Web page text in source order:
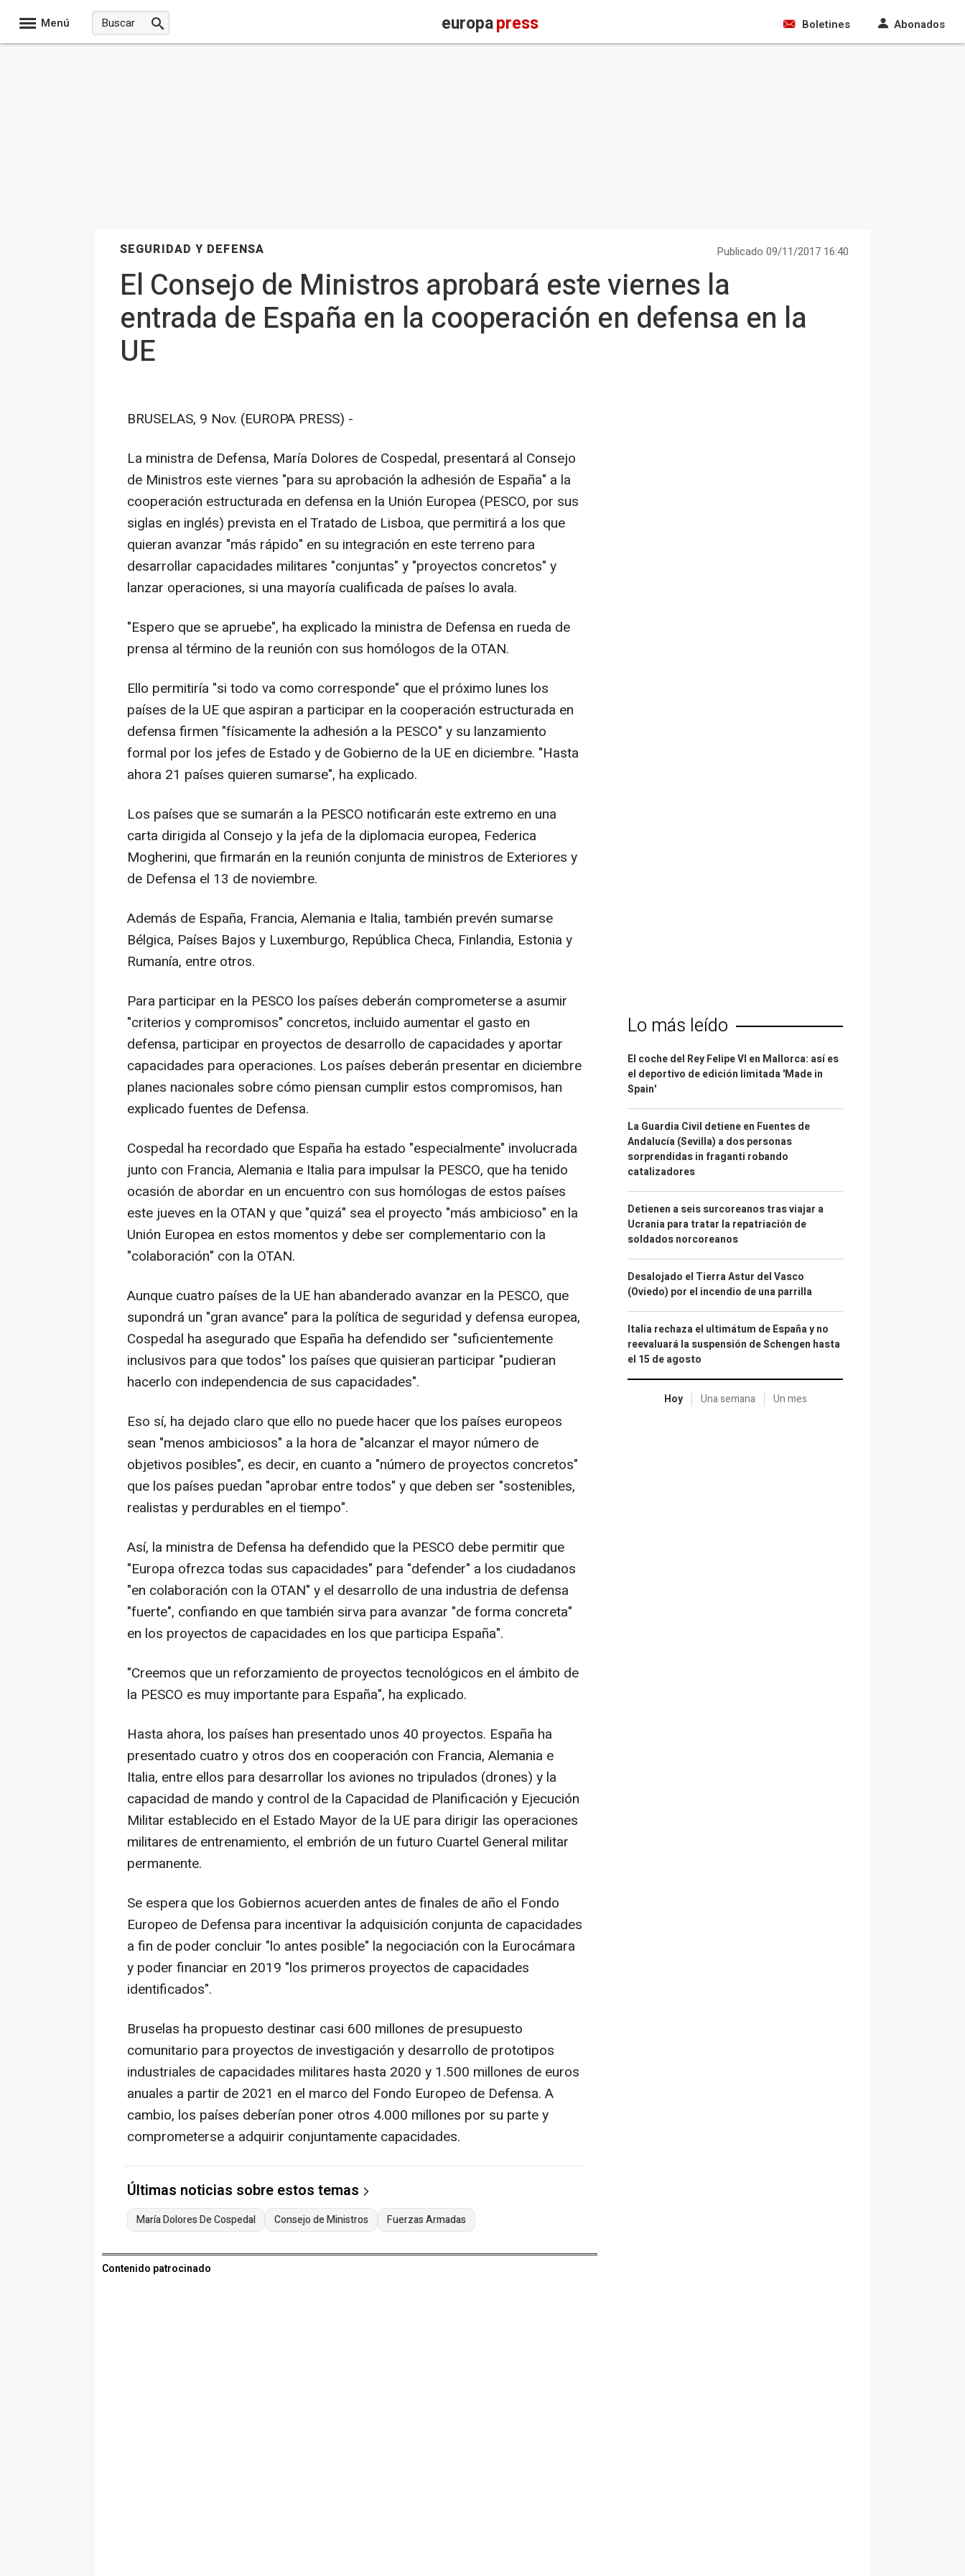
Menú europapress Boletines Abonados
SEGURIDAD Y DEFENSA Publicado 09/11/2017 16:40
El Consejo de Ministros aprobará este viernes la
entrada de España en la cooperación en defensa en la
UE
BRUSELAS, 9 Nov. (EUROPA PRESS) -
La ministra de Defensa, María Dolores de Cospedal, presentará al Consejo
de Ministros este viernes "para su aprobación la adhesión de España" a la
cooperación estructurada en defensa en la Unión Europea (PESCO, por sus
siglas en inglés) prevista en el Tratado de Lisboa, que permitirá a los que
quieran avanzar "más rápido" en su integración en este terreno para
desarrollar capacidades militares "conjuntas" y "proyectos concretos" y
lanzar operaciones, si una mayoría cualificada de países lo avala.
"Espero que se apruebe", ha explicado la ministra de Defensa en rueda de
prensa al término de la reunión con sus homólogos de la OTAN.
Ello permitiría "si todo va como corresponde" que el próximo lunes los
países de la UE que aspiran a participar en la cooperación estructurada en
defensa firmen "físicamente la adhesión a la PESCO" y su lanzamiento
formal por los jefes de Estado y de Gobierno de la UE en diciembre. "Hasta
ahora 21 países quieren sumarse", ha explicado.
Los países que se sumarán a la PESCO notificarán este extremo en una
carta dirigida al Consejo y la jefa de la diplomacia europea, Federica
Mogherini, que firmarán en la reunión conjunta de ministros de Exteriores y
de Defensa el 13 de noviembre.
Además de España, Francia, Alemania e Italia, también prevén sumarse
Bélgica, Países Bajos y Luxemburgo, República Checa, Finlandia, Estonia y
Rumanía, entre otros.
Para participar en la PESCO los países deberán comprometerse a asumir
"criterios y compromisos" concretos, incluido aumentar el gasto en
defensa, participar en proyectos de desarrollo de capacidades y aportar
capacidades para operaciones. Los países deberán presentar en diciembre
planes nacionales sobre cómo piensan cumplir estos compromisos, han
explicado fuentes de Defensa.
Cospedal ha recordado que España ha estado "especialmente" involucrada
junto con Francia, Alemania e Italia para impulsar la PESCO, que ha tenido
ocasión de abordar en un encuentro con sus homólogas de estos países
este jueves en la OTAN y que "quizá" sea el proyecto "más ambicioso" en la
Unión Europea en estos momentos y debe ser complementario con la
"colaboración" con la OTAN.
Aunque cuatro países de la UE han abanderado avanzar en la PESCO, que
supondrá un "gran avance" para la política de seguridad y defensa europea,
Cospedal ha asegurado que España ha defendido ser "suficientemente
inclusivos para que todos" los países que quisieran participar "pudieran
hacerlo con independencia de sus capacidades".
Eso sí, ha dejado claro que ello no puede hacer que los países europeos
sean "menos ambiciosos" a la hora de "alcanzar el mayor número de
objetivos posibles", es decir, en cuanto a "número de proyectos concretos"
que los países puedan "aprobar entre todos" y que deben ser "sostenibles,
realistas y perdurables en el tiempo".
Así, la ministra de Defensa ha defendido que la PESCO debe permitir que
"Europa ofrezca todas sus capacidades" para "defender" a los ciudadanos
"en colaboración con la OTAN" y el desarrollo de una industria de defensa
"fuerte", confiando en que también sirva para avanzar "de forma concreta"
en los proyectos de capacidades en los que participa España".
"Creemos que un reforzamiento de proyectos tecnológicos en el ámbito de
la PESCO es muy importante para España", ha explicado.
Hasta ahora, los países han presentado unos 40 proyectos. España ha
presentado cuatro y otros dos en cooperación con Francia, Alemania e
Italia, entre ellos para desarrollar los aviones no tripulados (drones) y la
capacidad de mando y control de la Capacidad de Planificación y Ejecución
Militar establecido en el Estado Mayor de la UE para dirigir las operaciones
militares de entrenamiento, el embrión de un futuro Cuartel General militar
permanente.
Se espera que los Gobiernos acuerden antes de finales de año el Fondo
Europeo de Defensa para incentivar la adquisición conjunta de capacidades
a fin de poder concluir "lo antes posible" la negociación con la Eurocámara
y poder financiar en 2019 "los primeros proyectos de capacidades
identificados".
Bruselas ha propuesto destinar casi 600 millones de presupuesto
comunitario para proyectos de investigación y desarrollo de prototipos
industriales de capacidades militares hasta 2020 y 1.500 millones de euros
anuales a partir de 2021 en el marco del Fondo Europeo de Defensa. A
cambio, los países deberían poner otros 4.000 millones por su parte y
comprometerse a adquirir conjuntamente capacidades.
Últimas noticias sobre estos temas
María Dolores De Cospedal Consejo de Ministros Fuerzas Armadas
Contenido patrocinado
Lo más leído
El coche del Rey Felipe VI en Mallorca: así es
el deportivo de edición limitada 'Made in
Spain'
La Guardia Civil detiene en Fuentes de
Andalucía (Sevilla) a dos personas
sorprendidas in fraganti robando
catalizadores
Detienen a seis surcoreanos tras viajar a
Ucrania para tratar la repatriación de
soldados norcoreanos
Desalojado el Tierra Astur del Vasco
(Oviedo) por el incendio de una parrilla
Italia rechaza el ultimátum de España y no
reevaluará la suspensión de Schengen hasta
el 15 de agosto
Hoy Una semana Un mes